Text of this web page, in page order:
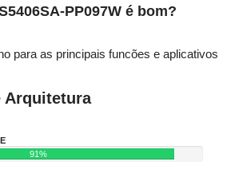
PP097W é bom?
para as principais funcões e aplicativos
Arquitetura
91%